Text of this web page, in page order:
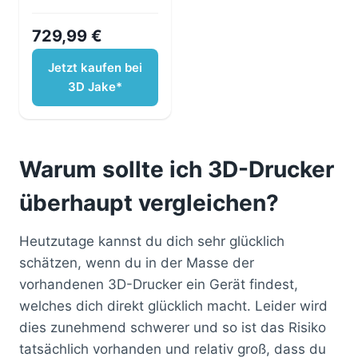
729,99 €
Jetzt kaufen bei
3D Jake*
Warum sollte ich 3D-Drucker
überhaupt vergleichen?
Heutzutage kannst du dich sehr glücklich
schätzen, wenn du in der Masse der
vorhandenen 3D-Drucker ein Gerät findest,
welches dich direkt glücklich macht. Leider wird
dies zunehmend schwerer und so ist das Risiko
tatsächlich vorhanden und relativ groß, dass du